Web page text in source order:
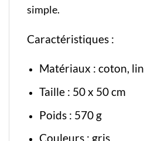
simple.
Caractéristiques :
Matériaux : coton, lin
Taille : 50 x 50 cm
Poids : 570 g
Couleurs : gris